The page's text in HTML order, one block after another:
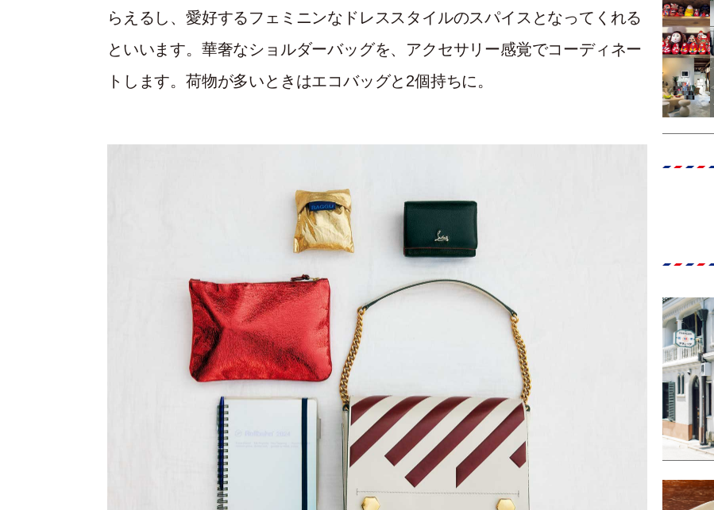
らえるし、愛好するフェミニンなドレススタイルのスパイスとなってくれる
といいます。華奢なショルダーバッグを、アクセサリー感覚でコーディネー
トします。荷物が多いときはエコバッグと2個持ちに。